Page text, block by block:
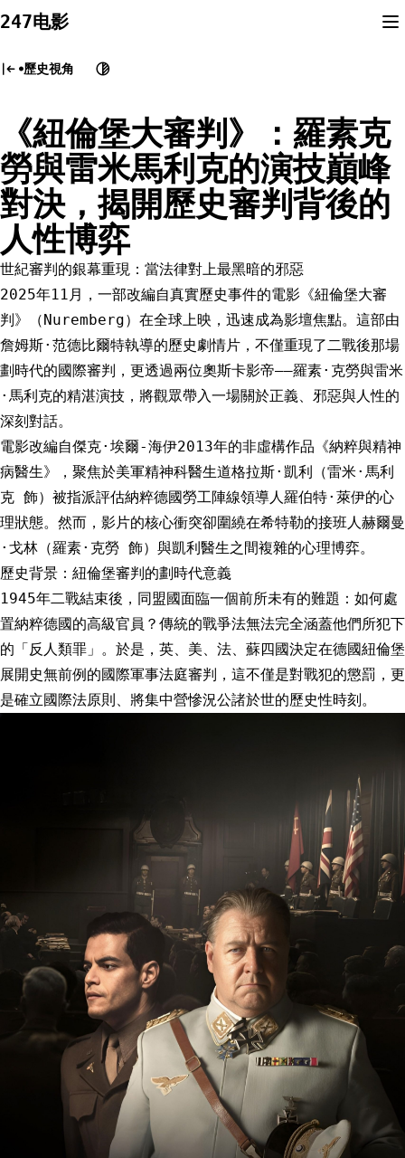
to
247电影
歷史視角
《紐倫堡大審判》：羅素克
勞與雷米馬利克的演技巔峰
對決，揭開歷史審判背後的
人性博弈
世紀審判的銀幕重現：當法律對上最黑暗的邪惡
2025年11月，一部改編自真實歷史事件的電影《紐倫堡大審
判》（Nuremberg）在全球上映，迅速成為影壇焦點。這部由
詹姆斯·范德比爾特執導的歷史劇情片，不僅重現了二戰後那場
劃時代的國際審判，更透過兩位奧斯卡影帝——羅素·克勞與雷米
·馬利克的精湛演技，將觀眾帶入一場關於正義、邪惡與人性的
深刻對話。
電影改編自傑克·埃爾-海伊2013年的非虛構作品《納粹與精神
病醫生》，聚焦於美軍精神科醫生道格拉斯·凱利（雷米·馬利
克 飾）被指派評估納粹德國勞工陣線領導人羅伯特·萊伊的心
理狀態。然而，影片的核心衝突卻圍繞在希特勒的接班人赫爾曼
·戈林（羅素·克勞 飾）與凱利醫生之間複雜的心理博弈。
歷史背景：紐倫堡審判的劃時代意義
1945年二戰結束後，同盟國面臨一個前所未有的難題：如何處
置納粹德國的高級官員？傳統的戰爭法無法完全涵蓋他們所犯下
的「反人類罪」。於是，英、美、法、蘇四國決定在德國紐倫堡
展開史無前例的國際軍事法庭審判，這不僅是對戰犯的懲罰，更
是確立國際法原則、將集中營慘況公諸於世的歷史性時刻。